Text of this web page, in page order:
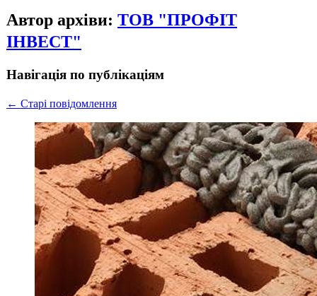
Автор архіви: ТОВ "ПРОФІТ
ІНВЕСТ"
Навігація по публікаціям
← Старі повідомлення